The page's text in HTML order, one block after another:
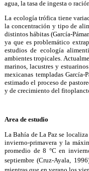
agua, la tasa de ingesta o
La ecología trófica tiene
la concentración y tipo de
distintos hábitas (García-
ya que es problemático
estudios de ecología
ambientes tropicales.
marinos, lacustres y
mexicanas templadas García-
estimado el proceso de
y de crecimiento del
Area de estudio
La Bahía de La Paz se
invierno-primavera y la
promedio de 8 °C en
septiembre (Cruz-Ayala,